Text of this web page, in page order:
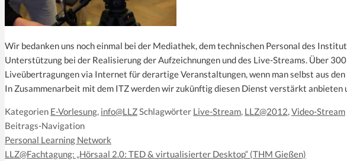
Wir bedanken uns noch einmal bei der Mediathek, dem technischen Personal des
Unterstützung bei der Realisierung der Aufzeichnungen und des Live-Streams. Über
Liveübertragungen via Internet für derartige Veranstaltungen, wenn man selbst aus
In Zusammenarbeit mit dem ITZ werden wir zukünftig diesen Dienst verstärkt
Kategorien E-Vorlesung, info@LLZSchlagwörter Live-Stream, LLZ@2012,Video-Stream
Beitrags-Navigation
Personal Learning Network
LLZ@Fachtagung: „Hörsaal 2.0: TED & virtualisierter Desktop“ (THM Gießen)